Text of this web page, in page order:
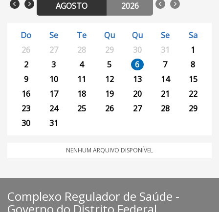
AGOSTO 2026
Do Se Te Qu Qu Se
Sa
26
27 28 29 30 31
1
2
3 4 5 6 7
8
9
10 11 12 13 14
15
16
17 18 19 20 21
22
23
24 25 26 27 28
29
30
31
NENHUM ARQUIVO DISPONÍVEL
Complexo Regulador de Saúde -